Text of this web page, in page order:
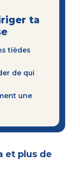
ta
tièdes
de qui
une
et plus de